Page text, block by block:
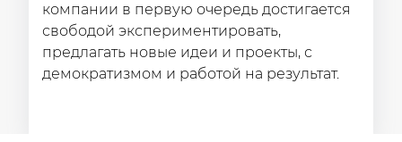
компании в первую очередь достигается
свободой экспериментировать,
предлагать новые идеи и проекты, с
демократизмом и работой на результат.